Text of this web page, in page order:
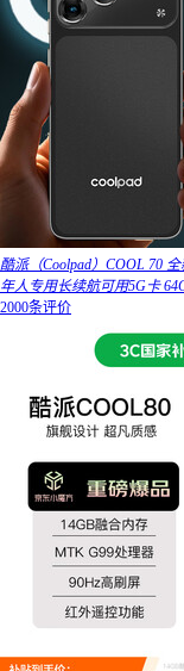
酷派（Coolpad）COOL 70
年人专用长续航可用5G卡
2000条评价